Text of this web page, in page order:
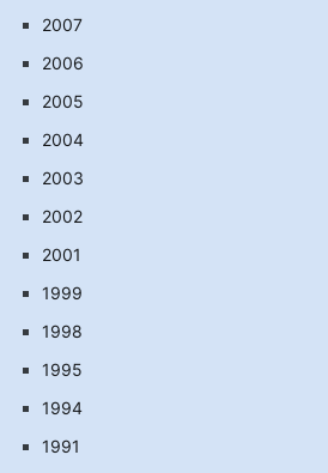
2007
2006
2005
2004
2003
2002
2001
1999
1998
1995
1994
1991